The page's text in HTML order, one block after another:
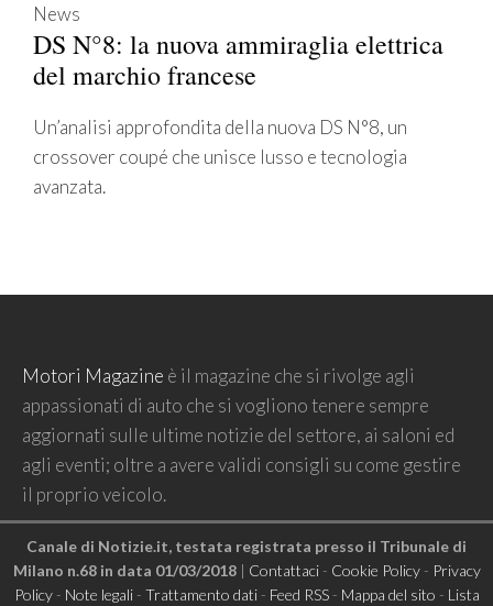
News
DS N°8: la nuova ammiraglia elettrica
del marchio francese
Un’analisi approfondita della nuova DS N°8, un
crossover coupé che unisce lusso e tecnologia
avanzata.
Motori Magazine è il magazine che si rivolge agli
appassionati di auto che si vogliono tenere sempre
aggiornati sulle ultime notizie del settore, ai saloni ed
agli eventi; oltre a avere validi consigli su come gestire
il proprio veicolo.
Canale di Notizie.it, testata registrata presso il Tribunale di
Milano n.68 in data 01/03/2018| Contattaci- Cookie Policy- Privacy
Policy- Note legali- Trattamento dati- Feed RSS- Mappa del sito - Lista